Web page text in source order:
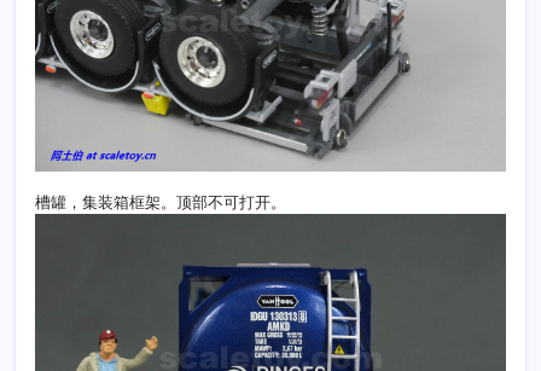
槽罐，集装箱框架。顶部不可打开。